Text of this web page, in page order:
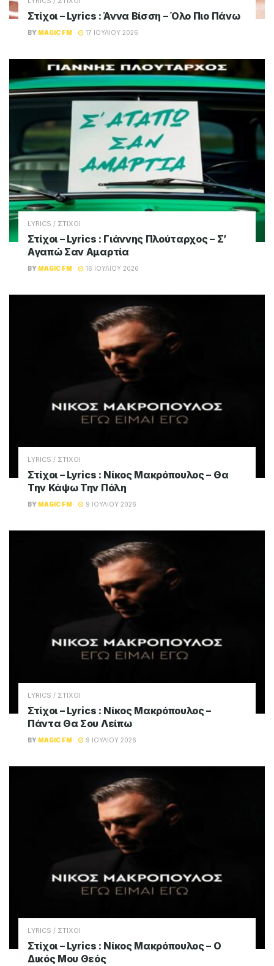
Στίχοι – Lyrics : Άννα Βίσση – Όλο Πιο Πάνω
BY MAGIC FM 17 ΙΟΥΛΊΟΥ 2026
LYRICS / ΣΤΙΧΟΙ
Στίχοι – Lyrics : Γιάννης Πλούταρχος – Σ’
Αγαπώ Σαν Αμαρτία
BY MAGIC FM 16 ΙΟΥΛΊΟΥ 2026
LYRICS / ΣΤΙΧΟΙ
Στίχοι – Lyrics : Νίκος Μακρόπουλος – Θα
Την Κάψω Την Πόλη
BY MAGIC FM 9 ΙΟΥΛΊΟΥ 2026
LYRICS / ΣΤΙΧΟΙ
Στίχοι – Lyrics : Νίκος Μακρόπουλος –
Πάντα Θα Σου Λείπω
BY MAGIC FM 9 ΙΟΥΛΊΟΥ 2026
LYRICS / ΣΤΙΧΟΙ
Στίχοι – Lyrics : Νίκος Μακρόπουλος – Ο
Δικός Μου Θεός